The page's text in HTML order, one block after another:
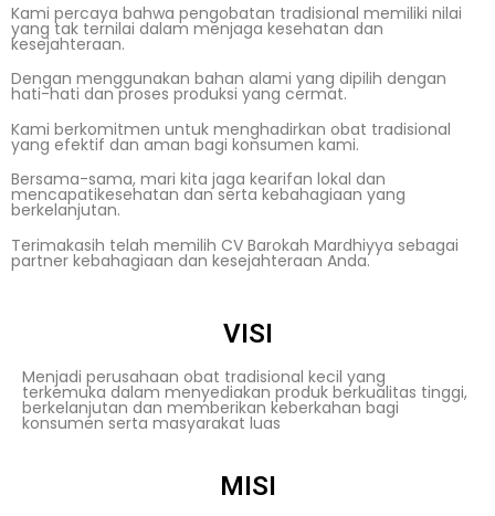
Kami percaya bahwa pengobatan tradisional memiliki nilai
yang tak ternilai dalam menjaga kesehatan dan
kesejahteraan.
Dengan menggunakan bahan alami yang dipilih dengan
hati-hati dan proses produksi yang cermat.
Kami berkomitmen untuk menghadirkan obat tradisional
yang efektif dan aman bagi konsumen kami.
Bersama-sama, mari kita jaga kearifan lokal dan
mencapatikesehatan dan serta kebahagiaan yang
berkelanjutan.
Terimakasih telah memilih CV Barokah Mardhiyya sebagai
partner kebahagiaan dan kesejahteraan Anda.
VISI
Menjadi perusahaan obat tradisional kecil yang
terkemuka dalam menyediakan produk berkualitas tinggi,
berkelanjutan dan memberikan keberkahan bagi
konsumen serta masyarakat luas
MISI